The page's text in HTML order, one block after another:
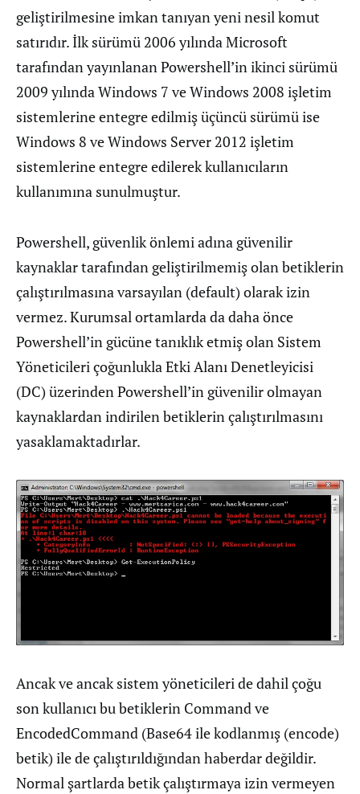
geliştirilmesine imkan tanıyan yeni nesil komut
satırıdır. İlk sürümü 2006 yılında Microsoft
tarafından yayınlanan Powershell’in ikinci sürümü
2009 yılında Windows 7 ve Windows 2008 işletim
sistemlerine entegre edilmiş üçüncü sürümü ise
Windows 8 ve Windows Server 2012 işletim
sistemlerine entegre edilerek kullanıcıların
kullanımına sunulmuştur.
Powershell, güvenlik önlemi adına güvenilir
kaynaklar tarafından geliştirilmemiş olan betiklerin
çalıştırılmasına varsayılan (default) olarak izin
vermez. Kurumsal ortamlarda da daha önce
Powershell’in gücüne tanıklık etmiş olan Sistem
Yöneticileri çoğunlukla Etki Alanı Denetleyicisi
(DC) üzerinden Powershell’in güvenilir olmayan
kaynaklardan indirilen betiklerin çalıştırılmasını
yasaklamaktadırlar.
Ancak ve ancak sistem yöneticileri de dahil çoğu
son kullanıcı bu betiklerin Command ve
EncodedCommand (Base64 ile kodlanmış (encode)
betik) ile de çalıştırıldığından haberdar değildir.
Normal şartlarda betik çalıştırmaya izin vermeyen